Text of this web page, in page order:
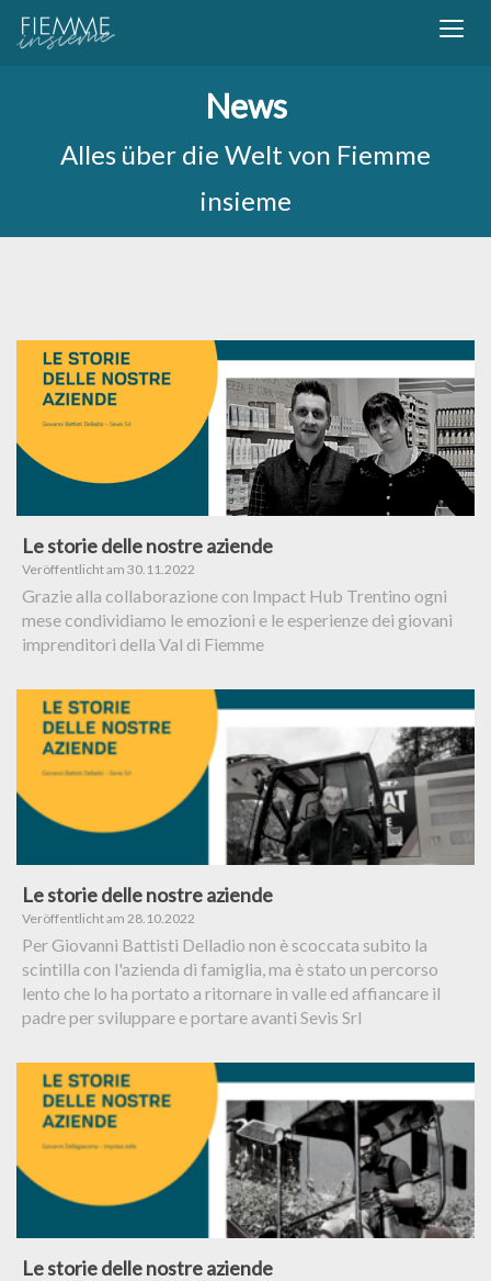
News
Alles über die Welt von Fiemme
insieme
Le storie delle nostre aziende
Veröffentlicht am 30.11.2022
Grazie alla collaborazione con Impact Hub Trentino ogni
mese condividiamo le emozioni e le esperienze dei giovani
imprenditori della Val di Fiemme
Le storie delle nostre aziende
Veröffentlicht am 28.10.2022
Per Giovanni Battisti Delladio non è scoccata subito la
scintilla con l'azienda di famiglia, ma è stato un percorso
lento che lo ha portato a ritornare in valle ed affiancare il
padre per sviluppare e portare avanti Sevis Srl
Le storie delle nostre aziende